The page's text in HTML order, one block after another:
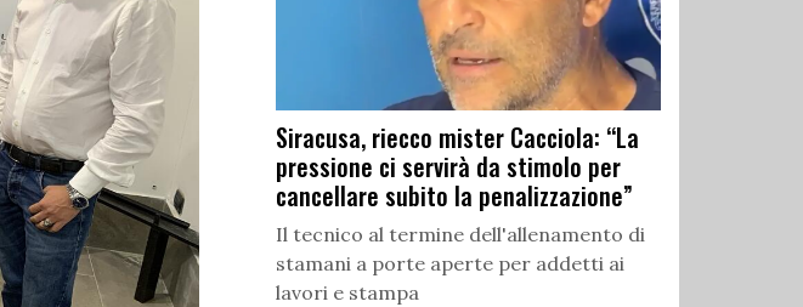
Siracusa, riecco mister Cacciola: “La
pressione ci servirà da stimolo per
cancellare subito la penalizzazione”
Il tecnico al termine dell'allenamento di
stamani a porte aperte per addetti ai
lavori e stampa